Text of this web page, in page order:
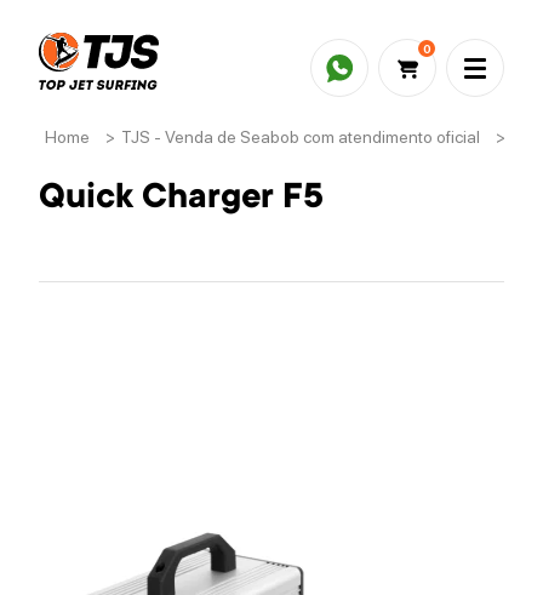
0
Home > TJS - Venda de Seabob com atendimento oficial >
Quick Charger F5